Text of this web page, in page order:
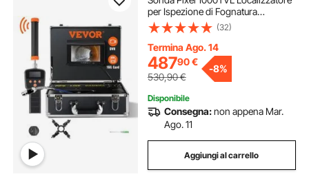
per Ispezione di Fognatura
Schermo LCD Colorata 7 Pollici,
Telecamera Ispezione Sonda Cavo
da 30m per Tubi Angolazione Visiva
130°
(32)
Termina Ago. 14
48790€
530,90€
-8%
Disponibile
Consegna:non appena Mar.
Ago. 11
Aggiungi al carrello